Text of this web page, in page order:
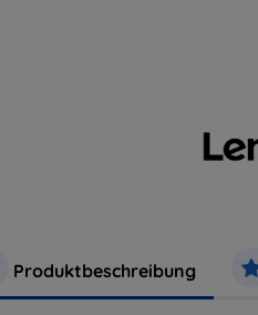
Produktbeschreibung